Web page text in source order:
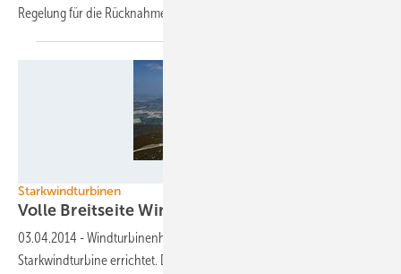
Regelung für die Rücknahme alter
Starkwindturbinen
Volle BreitseiteWind
03.04.2014 -Windturbinenhersteller Gamesa hat den Prototyp einer
Starkwindturbine errichtet. Die neue Anlage soll bis zum vierten